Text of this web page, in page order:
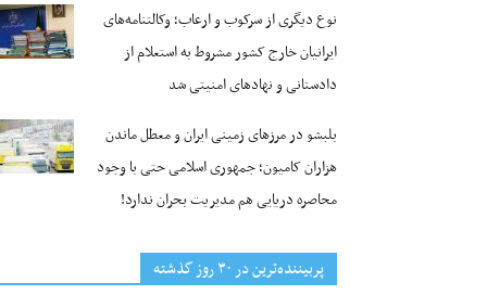
نوع دیگری از سرکوب و ارعاب؛ وکالتنامه‌های
ایرانیان خارج کشور مشروط به استعلام از
دادستانی و نهادهای امنیتی شد
بلبشو در مرزهای زمینی ایران و معطل ماندن
هزاران کامیون؛ جمهوری اسلامی حتی با وجود
محاصره دریایی هم مدیریت بحران ندارد!
پربیننده‌ترین‌ در ۳۰ روز گذشته